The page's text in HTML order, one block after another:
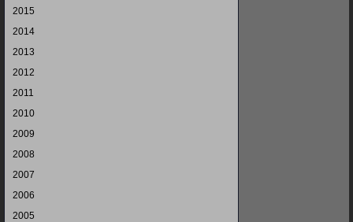
2015
2014
2013
2012
2011
2010
2009
2008
2007
2006
2005